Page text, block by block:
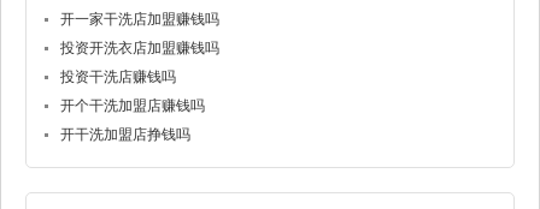
开一家干洗店加盟赚钱吗
投资开洗衣店加盟赚钱吗
投资干洗店赚钱吗
开个干洗加盟店赚钱吗
开干洗加盟店挣钱吗